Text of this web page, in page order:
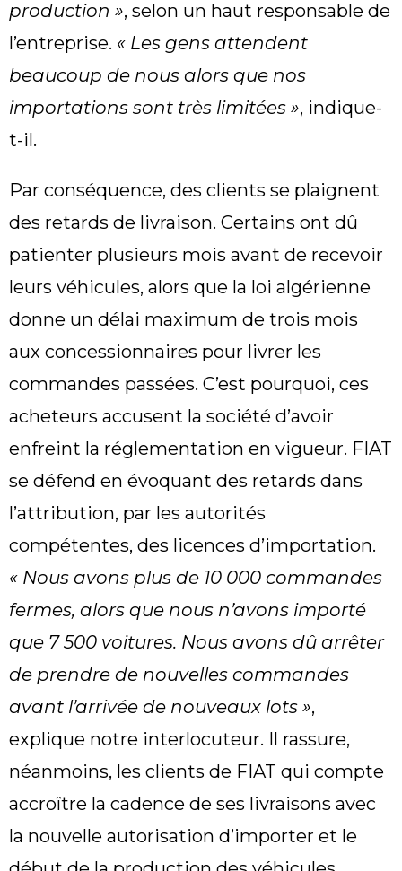
production », selon un haut responsable de
l’entreprise. « Les gens attendent
beaucoup de nous alors que nos
importations sont très limitées », indique-
t-il.
Par conséquence, des clients se plaignent
des retards de livraison. Certains ont dû
patienter plusieurs mois avant de recevoir
leurs véhicules, alors que la loi algérienne
donne un délai maximum de trois mois
aux concessionnaires pour livrer les
commandes passées. C’est pourquoi, ces
acheteurs accusent la société d’avoir
enfreint la réglementation en vigueur. FIAT
se défend en évoquant des retards dans
l’attribution, par les autorités
compétentes, des licences d’importation.
« Nous avons plus de 10 000 commandes
fermes, alors que nous n’avons importé
que 7 500 voitures. Nous avons dû arrêter
de prendre de nouvelles commandes
avant l’arrivée de nouveaux lots »,
explique notre interlocuteur. Il rassure,
néanmoins, les clients de FIAT qui compte
accroître la cadence de ses livraisons avec
la nouvelle autorisation d’importer et le